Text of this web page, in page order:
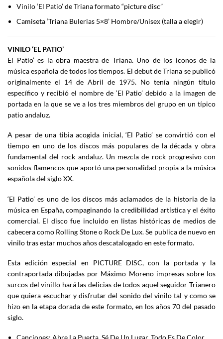
Vinilo ‘El Patio’ de Triana formato “picture disc”
Camiseta ‘Triana Bulerias 5×8’ Hombre/Unisex (talla a elegir)
VINILO ‘EL PATIO’
El Patio’ es la obra maestra de Triana. Uno de los iconos de la
música española de todos los tiempos. El debut de Triana se publicó
originalmente el 14 de Abril de 1975. No tenía ningún título
específico y recibió el nombre de ‘El Patio’ debido a la imagen de
portada en la que se ve a los tres miembros del grupo en un típico
patio andaluz.
A pesar de una tibia acogida inicial, ‘El Patio’ se convirtió con el
tiempo en uno de los discos más populares de la década y obra
fundamental del rock andaluz. Un mezcla de rock progresivo con
sonidos flamencos que aportó una personalidad propia a la música
española del siglo XX.
‘El Patio’ es uno de los discos más aclamados de la historia de la
música en España, compaginando la credibilidad artística y el éxito
comercial. El disco fue incluido en listas históricas de medios de
cabecera como Rolling Stone o Rock De Lux. Se publica de nuevo en
vinilo tras estar muchos años descatalogado en este formato.
Esta edición especial en PICTURE DISC, con la portada y la
contraportada dibujadas por Máximo Moreno impresas sobre los
surcos del vinillo hará las delicias de todos aquel seguidor Trianero
que quiera escuchar y disfrutar del sonido del vinilo tal y como se
hizo en la etapa dorada de este formato, en los años 70 del pasado
siglo.
Canciones: Abre La Puerta, Sé De Un Lugar, Todo Es De Color,